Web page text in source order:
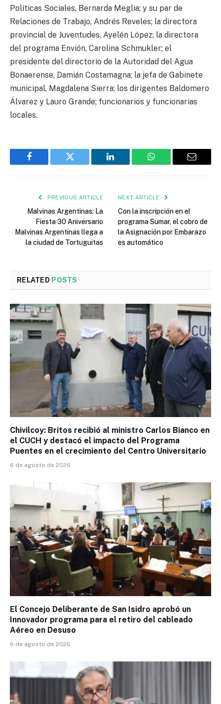
Políticas Sociales, Bernarda Meglia; y su par de
Relaciones de Trabajo, Andrés Reveles; la directora
provincial de Juventudes, Ayelén López; la directora
del programa Envión, Carolina Schmukler; el
presidente del directorio de la Autoridad del Agua
Bonaerense, Damián Costamagna; la jefa de Gabinete
municipal, Magdalena Sierra; los dirigentes Baldomero
Álvarez y Lauro Grande; funcionarios y funcionarias
locales.
Facebook Twitter LinkedIn WhatsApp Email
PREVIOUS ARTICLE
Malvinas Argentinas: La
Fiesta 30 Aniversario
Malvinas Argentinas llega a
la ciudad de Tortuguitas
NEXT ARTICLE
Con la inscripción en el
programa Sumar, el cobro de
la Asignación por Embarazo
es automático
RELATED POSTS
Chivilcoy: Britos recibió al ministro Carlos Bianco en
el CUCH y destacó el impacto del Programa
Puentes en el crecimiento del Centro Universitario
6 de agosto de 2026
El Concejo Deliberante de San Isidro aprobó un
Innovador programa para el retiro del cableado
Aéreo en Desuso
6 de agosto de 2026